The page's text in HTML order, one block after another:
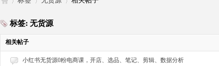
开›
标签: 无货源
相关帖子
小红书无货源0粉电商课，开店、选品、笔记、剪辑、数据分析